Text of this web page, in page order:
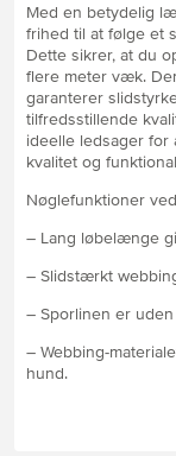
Med en betydelig
frihed til at følge et
Dette sikrer, at du
flere meter væk.
garanterer
tilfredsstillende
ideelle ledsager
kvalitet og
Nøglefunktioner
– Lang løbelænge
– Slidstærkt
– Sporlinen er
– Webbing-
hund.